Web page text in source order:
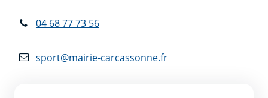
04 68 77 73 56
sport@mairie-carcassonne.fr